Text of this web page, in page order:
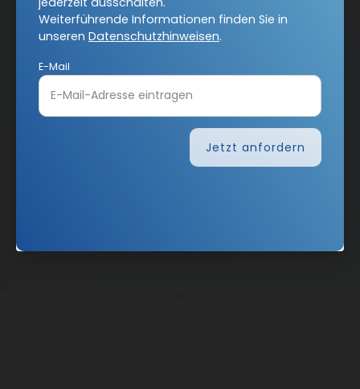
Abo online kündigen
Weiterführende Informationen finden Sie in
unseren Datenschutzhinweisen.
E-Mail
Jetzt anfordern